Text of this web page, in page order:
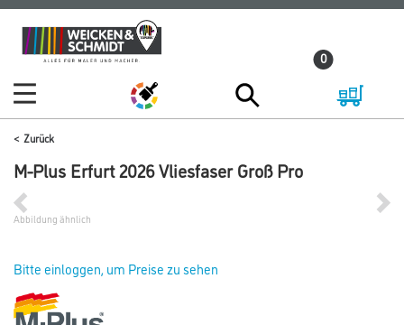
Zum
Inhalt
Zum
Navigationsmenü
0
Zurück
M-Plus Erfurt 2026 Vliesfaser Groß Pro
Abbildung ähnlich
Bitte einloggen, um Preise zu sehen